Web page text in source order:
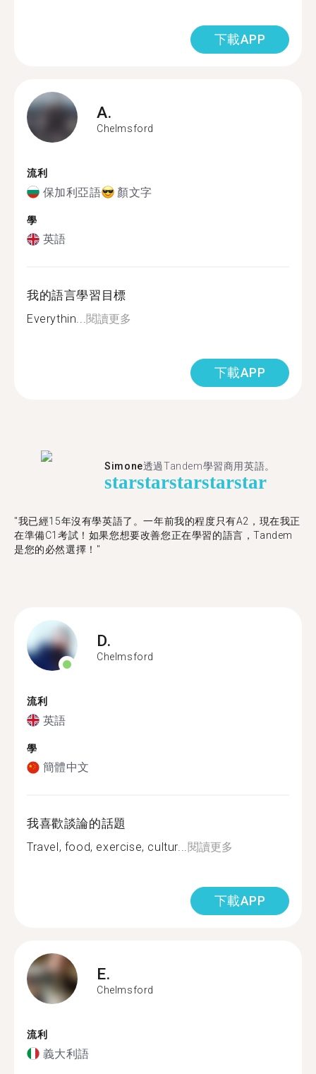
下載APP
A.
Chelmsford
流利
保加利亞語 顏文字
學
英語
我的語言學習目標
Everythin...閱讀更多
下載APP
Simone透過Tandem學習商用英語。
starstarstarstarstar
"我已經15年沒有學英語了。一年前我的程度只有A2，現在我正
在準備C1考試！如果您想要改善您正在學習的語言，Tandem
是您的必然選擇！"
D.
Chelmsford
流利
英語
學
簡體中文
我喜歡談論的話題
Travel, food, exercise, cultur...閱讀更多
下載APP
E.
Chelmsford
流利
義大利語